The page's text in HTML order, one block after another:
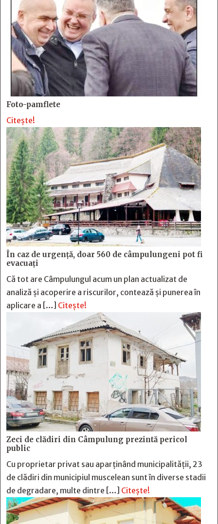
Foto-pamflete
Citește!
În caz de urgență, doar 560 de câmpulungeni pot fi
evacuați
Că tot are Câmpulungul acum un plan actualizat de
analiză și acoperire a riscurilor, contează și punerea în
aplicare a […] Citește!
Zeci de clădiri din Câmpulung prezintă pericol
public
Cu proprietar privat sau aparținând municipalității, 23
de clădiri din municipiul muscelean sunt în diverse stadii
de degradare, multe dintre […] Citește!